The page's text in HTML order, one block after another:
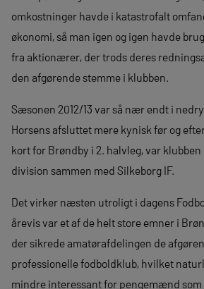
omkostninger havde i katastrofalt
økonomi, så man igen og igen havde
fra aktionærer, der trods deres
den afgørende stemme i klubben.
Sæsonen 2012/13 var så nær endt i
Horsens afsluttet mere kynisk før og
kort for Brøndby i 2. halvleg, var klubben
division sammen med Silkeborg IF.
Det virker næsten utroligt i dagens
årevis var et af de helt store emner i
der sikrede amatørafdelingen de
professionelle fodboldklub, hvilket
mindre interessant for pengemænd som